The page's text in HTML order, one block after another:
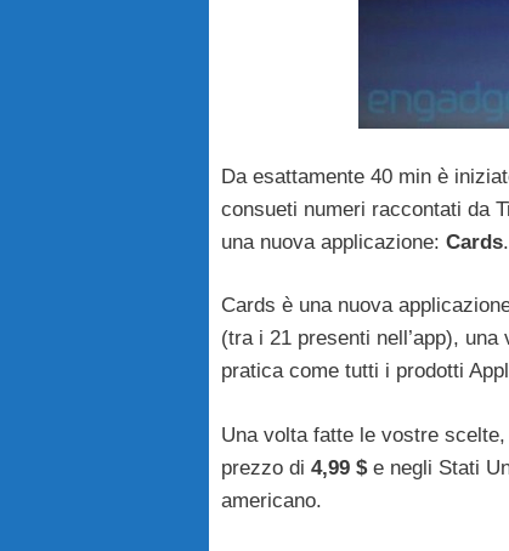
Da esattamente 40 min è
consueti numeri raccontati da
una nuova applicazione: Cards.
Cards è una nuova
(tra i 21 presenti nell’app),
pratica come tutti i prodotti
Una volta fatte le vostre
prezzo di 4,99 $e negli Stati
americano.